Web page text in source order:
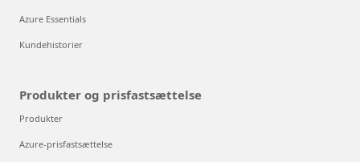
Azure Essentials
Kundehistorier
Produkter og prisfastsættelse
Produkter
Azure-prisfastsættelse